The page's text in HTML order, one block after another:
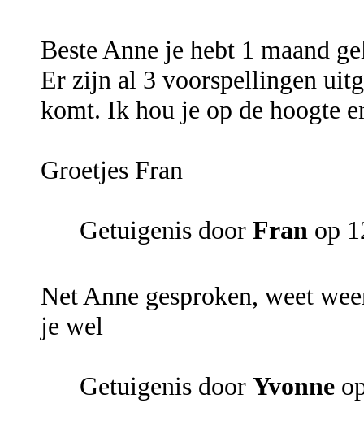
Beste Anne je hebt 1 maand
Er zijn al 3 voorspellingen
komt. Ik hou je op de hoogte
Groetjes Fran
Getuigenis door Fran op
Net Anne gesproken, weet
je wel
Getuigenis door Yvonne